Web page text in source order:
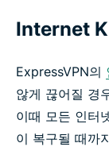
Internet
ExpressVPN의
않게 끊어질 경
이때 모든 인터
이 복구될 때까